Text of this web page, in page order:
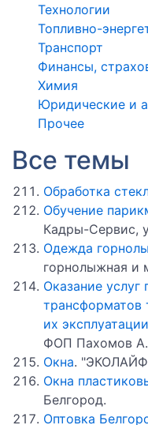
Технологии
Топливно-
Транспорт
Финансы,
Химия
Юридические и
Прочее
Все темы
Обработка
Обучение
Кадры-Сервис,
Одежда
горнолыжная и
Оказание услуг
трансформатов
их
ФОП Пахомов
Окна.
Окна
Белгород.
Оптовка